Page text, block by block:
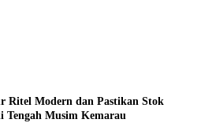
Ritel Modern dan Pastikan Stok
Tengah Musim Kemarau